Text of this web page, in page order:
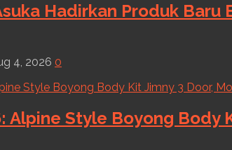
Hadirkan Produk Baru
4, 2026 0
Alpine Style Boyong Body